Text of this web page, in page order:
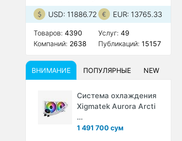
USD: 11886.72 EUR: 13765.33
Товаров: 4390
Компаний: 2638
Услуг:49
Публикаций:15157
ВНИМАНИЕ ПОПУЛЯРНЫЕ NEW
Система охлаждения
Xigmatek Aurora Arcti
...
1 491 700 сум